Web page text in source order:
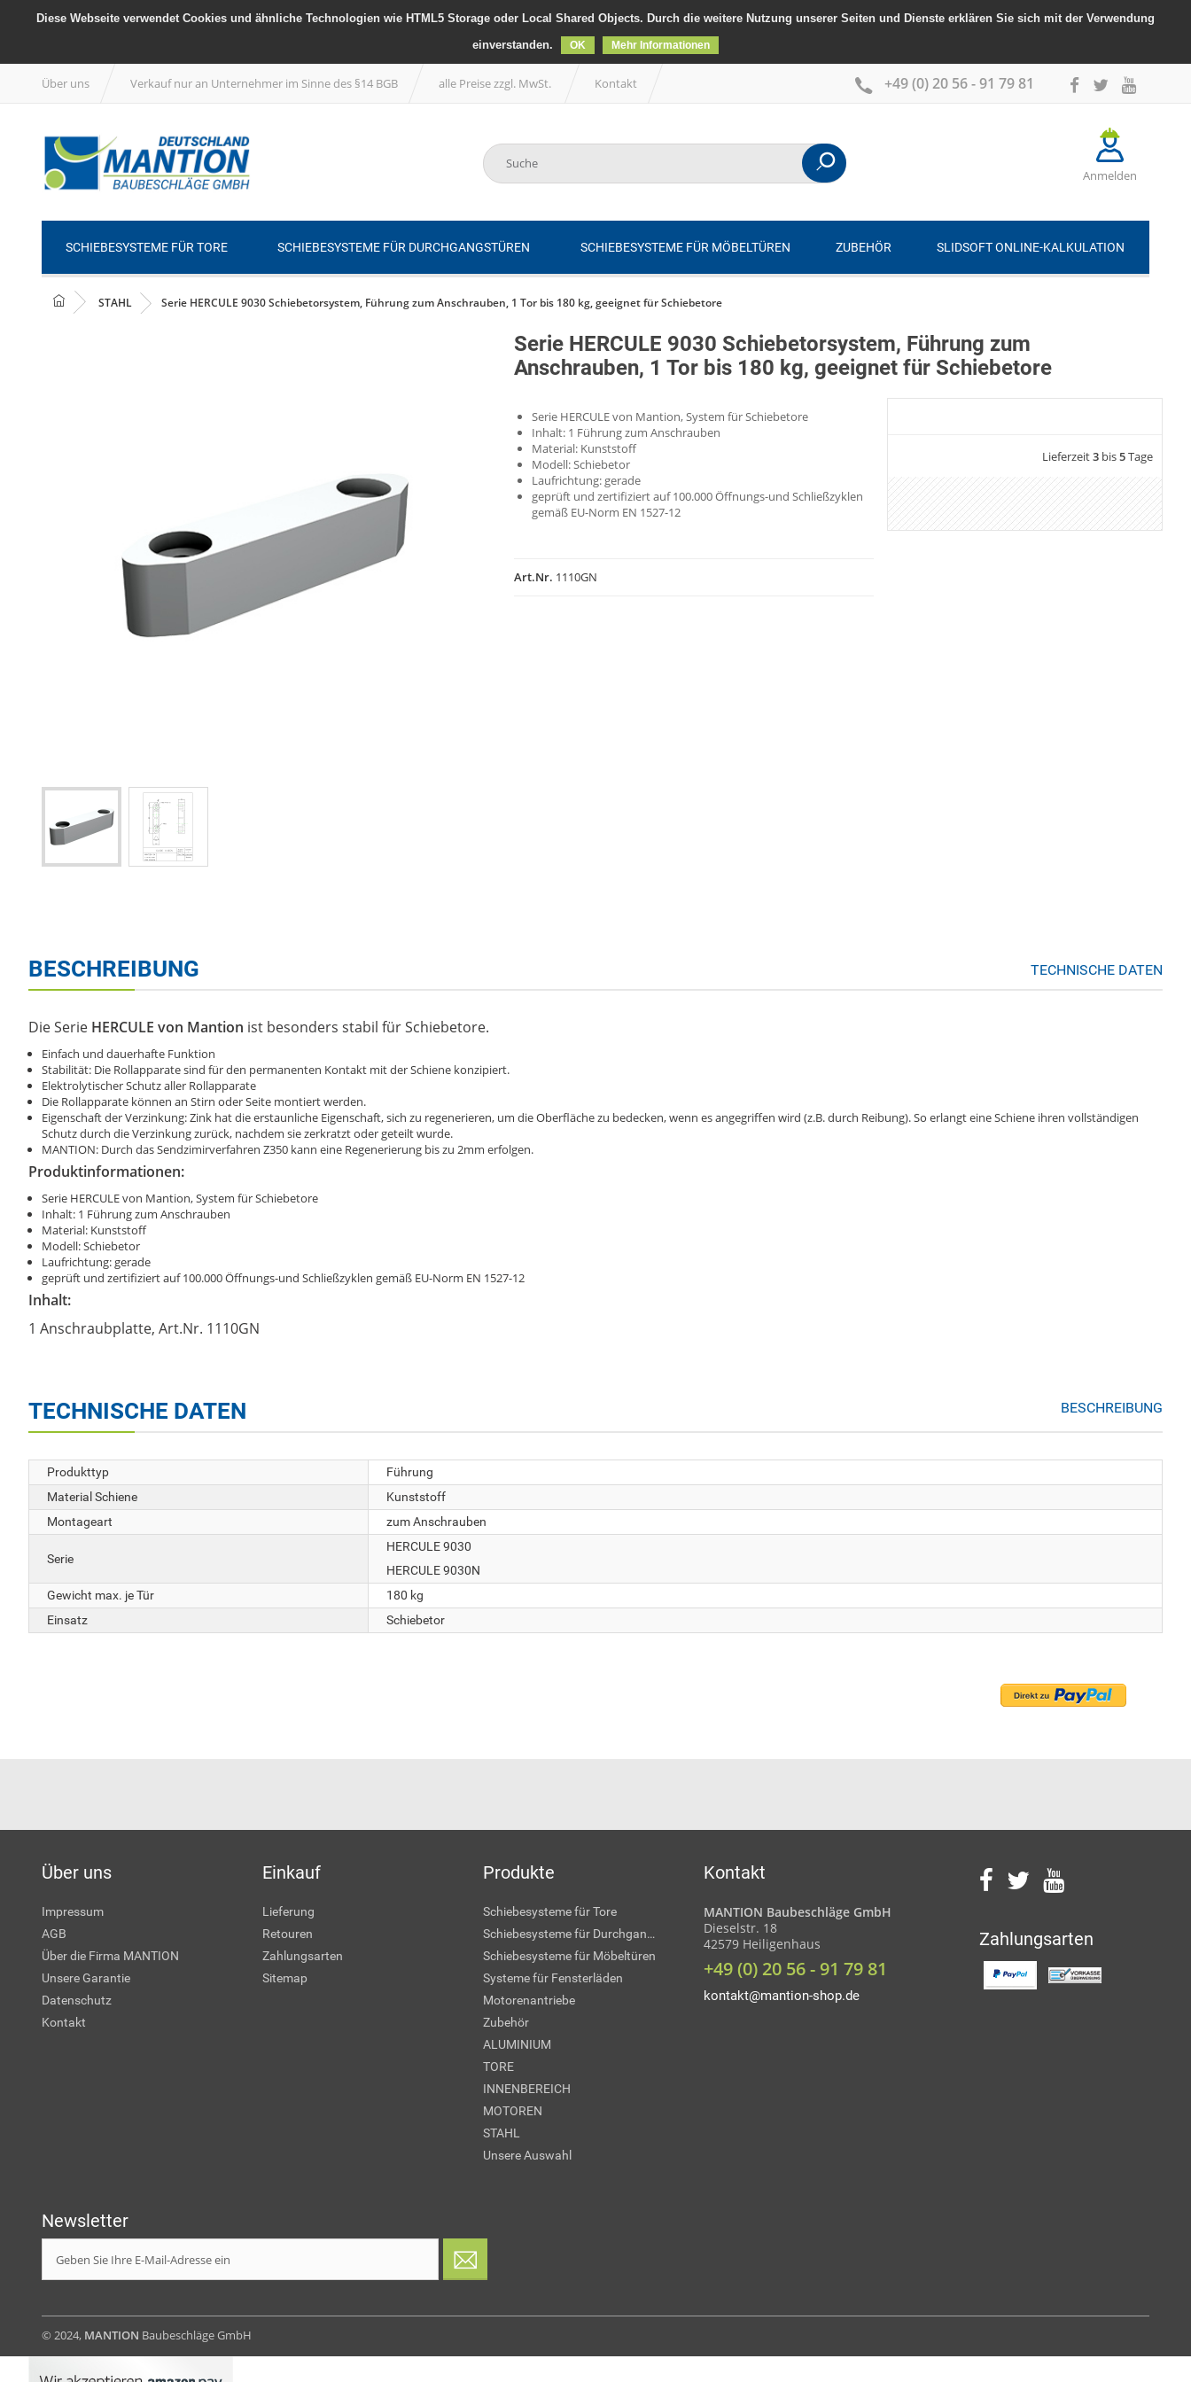
Diese Webseite verwendet Cookies und ähnliche Technologien wie HTML5 Storage oder Local Shared Objects. Durch die weitere Nutzung unserer Seiten und Dienste erklären Sie sich mit der Verwendung
einverstanden.
OK Mehr Informationen
Über uns Verkauf nur an Unternehmer im Sinne des §14 BGB alle Preise zzgl. MwSt. Kontakt +49 (0) 20 56 - 91 79 81
Anmelden
SCHIEBESYSTEME FÜR TORE SCHIEBESYSTEME FÜR DURCHGANGSTÜREN SCHIEBESYSTEME FÜR MÖBELTÜREN ZUBEHÖR SLIDSOFT ONLINE-KALKULATION
STAHL Serie HERCULE 9030 Schiebetorsystem, Führung zum Anschrauben, 1 Tor bis 180 kg, geeignet für Schiebetore
Serie HERCULE 9030 Schiebetorsystem, Führung zum
Anschrauben, 1 Tor bis 180 kg, geeignet für Schiebetore
Serie HERCULE von Mantion, System für Schiebetore
Inhalt: 1 Führung zum Anschrauben
Material: Kunststoff
Modell: Schiebetor
Laufrichtung: gerade
geprüft und zertifiziert auf 100.000 Öffnungs-und Schließzyklen
gemäß EU-Norm EN 1527-12
Art.Nr. 1110GN
Lieferzeit3bis5Tage
BESCHREIBUNG TECHNISCHE DATEN
Die Serie HERCULE von Mantion ist besonders stabil für Schiebetore.
Einfach und dauerhafte Funktion
Stabilität: Die Rollapparate sind für den permanenten Kontakt mit der Schiene konzipiert.
Elektrolytischer Schutz aller Rollapparate
Die Rollapparate können an Stirn oder Seite montiert werden.
Eigenschaft der Verzinkung: Zink hat die erstaunliche Eigenschaft, sich zu regenerieren, um die Oberfläche zu bedecken, wenn es angegriffen wird (z.B. durch Reibung). So erlangt eine Schiene ihren vollständigen
Schutz durch die Verzinkung zurück, nachdem sie zerkratzt oder geteilt wurde.
MANTION: Durch das Sendzimirverfahren Z350 kann eine Regenerierung bis zu 2mm erfolgen.
Produktinformationen:
Serie HERCULE von Mantion, System für Schiebetore
Inhalt: 1 Führung zum Anschrauben
Material: Kunststoff
Modell: Schiebetor
Laufrichtung: gerade
geprüft und zertifiziert auf 100.000 Öffnungs-und Schließzyklen gemäß EU-Norm EN 1527-12
Inhalt:
1 Anschraubplatte, Art.Nr. 1110GN
TECHNISCHE DATEN BESCHREIBUNG
Produkttyp
Führung
Material Schiene
Kunststoff
Montageart
zum Anschrauben
Serie
HERCULE 9030
HERCULE 9030N
Gewicht max. je Tür
180 kg
Einsatz
Schiebetor
Über uns
Impressum
AGB
Über die Firma MANTION
Unsere Garantie
Datenschutz
Kontakt
Einkauf
Lieferung
Retouren
Zahlungsarten
Sitemap
Produkte
Schiebesysteme für Tore
Schiebesysteme für Durchgangstüren
Schiebesysteme für Möbeltüren
Systeme für Fensterläden
Motorenantriebe
Zubehör
ALUMINIUM
TORE
INNENBEREICH
MOTOREN
STAHL
Unsere Auswahl
Kontakt
MANTION Baubeschläge GmbH
Dieselstr. 18
42579 Heiligenhaus
+49 (0) 20 56 - 91 79 81
kontakt@mantion-shop.de
Zahlungsarten
Newsletter
© 2024, MANTION Baubeschläge GmbH